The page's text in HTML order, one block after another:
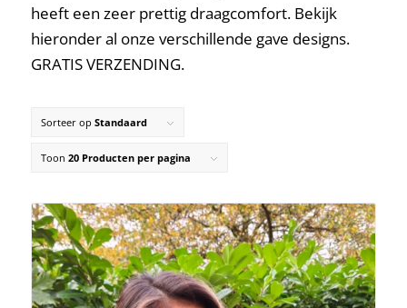
heeft een zeer prettig draagcomfort. Bekijk
hieronder al onze verschillende gave designs.
GRATIS VERZENDING.
Sorteer op Standaard
Toon 20 Producten per pagina